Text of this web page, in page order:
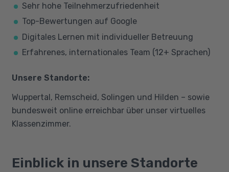
Sehr hohe Teilnehmerzufriedenheit
Top-Bewertungen auf Google
Digitales Lernen mit individueller Betreuung
Erfahrenes, internationales Team (12+ Sprachen)
Unsere Standorte:
Wuppertal, Remscheid, Solingen und Hilden – sowie
bundesweit online erreichbar über unser virtuelles
Klassenzimmer.
Einblick in unsere Standorte